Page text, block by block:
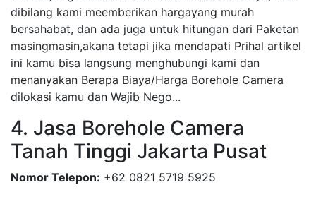
dibilang kami meemberikan hargayang murah
bersahabat, dan ada juga untuk hitungan dari Paketan
masingmasin,akana tetapi jika mendapati Prihal artikel
ini kamu bisa langsung menghubungi kami dan
menanyakan Berapa Biaya/Harga Borehole Camera
dilokasi kamu dan Wajib Nego...
4. Jasa Borehole Camera
Tanah Tinggi Jakarta Pusat
Nomor Telepon: +62 0821 5719 5925